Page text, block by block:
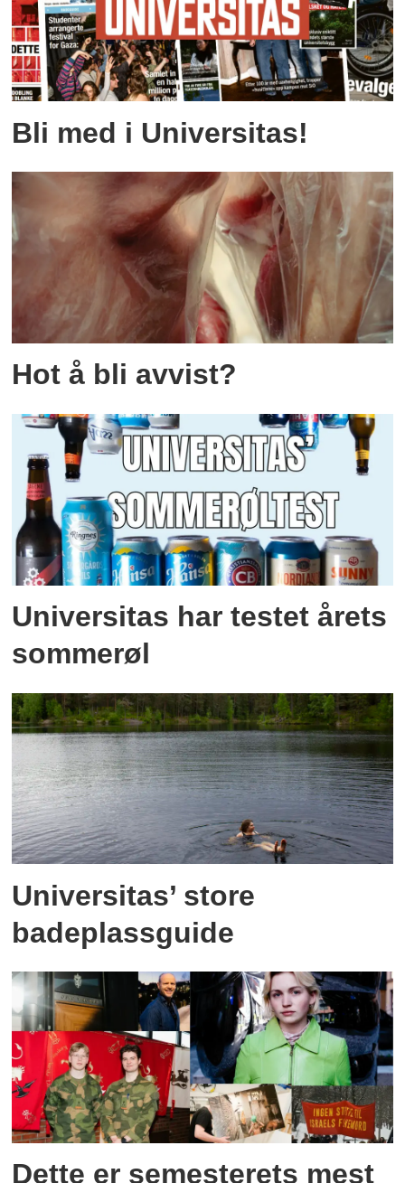
Bli med i Universitas!
Hot å bli avvist?
Universitas har testet årets
sommerøl
Universitas’ store
badeplassguide
Dette er semesterets mest